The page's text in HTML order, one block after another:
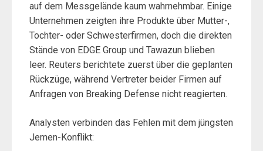
auf dem Messgelände kaum wahrnehmbar. Einige
Unternehmen zeigten ihre Produkte über Mutter-,
Tochter- oder Schwesterfirmen, doch die direkten
Stände von EDGE Group und Tawazun blieben
leer. Reuters berichtete zuerst über die geplanten
Rückzüge, während Vertreter beider Firmen auf
Anfragen von Breaking Defense nicht reagierten.
Analysten verbinden das Fehlen mit dem jüngsten
Jemen-Konflikt: